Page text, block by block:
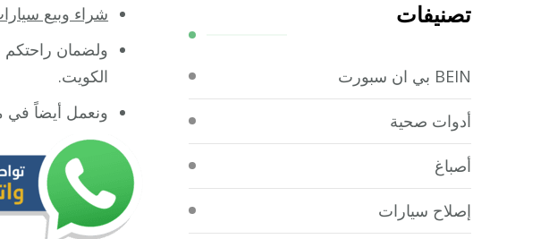
شراء وبيع
ولضمان راحتكم
الكويت.
ونعمل أيضاً في
تصنيفات
BEIN بي ان سبورت
أدوات صحية
أصباغ
إصلاح سيارات